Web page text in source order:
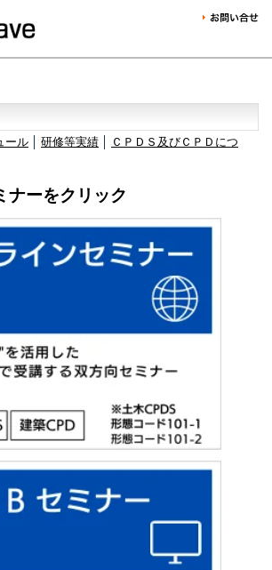
ール 研修等実績
ＣＰＤＳ及びＣＰＤにつ
ナーをクリック